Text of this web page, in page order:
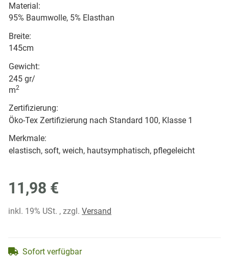
Material:
95% Baumwolle, 5% Elasthan
Breite:
145cm
Gewicht:
245 gr/
m2
Zertifizierung:
Öko-Tex Zertifizierung nach Standard 100, Klasse 1
Merkmale:
elastisch, soft, weich, hautsymphatisch, pflegeleicht
11,98 €
inkl. 19% USt. , zzgl. Versand
Sofort verfügbar